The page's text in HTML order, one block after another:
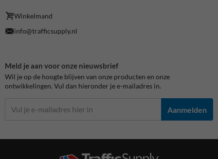
Winkelmand
info@trafficsupply.nl
Meld je aan voor onze nieuwsbrief
Wil je op de hoogte blijven van onze producten en onze
ontwikkelingen. Vul dan hieronder je e-mailadres in.
Aanmelden